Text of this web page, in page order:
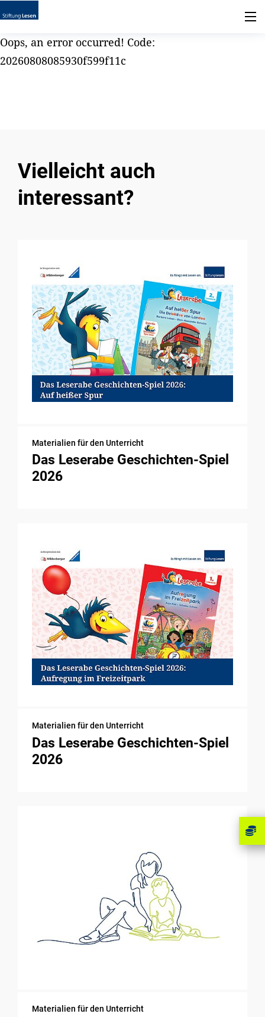
Oops, an error occurred! Code:
20260808085930f599f11c
Vielleicht auch
interessant?
Materialien für den Unterricht
Das Leserabe Geschichten-Spiel
2026
Materialien für den Unterricht
Das Leserabe Geschichten-Spiel
2026
Materialien für den Unterricht